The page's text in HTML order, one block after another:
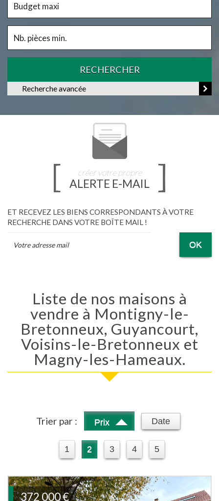
RECHERCHER
Recherche avancée
créer votre propre
ALERTE E-MAIL
ET RECEVEZ LES BIENS CORRESPONDANTS À VOTRE
RECHERCHE DANS VOTRE BOÎTE MAIL !
OK
Liste de nos maisons à
vendre à Montigny-le-
Bretonneux, Guyancourt,
Voisins-le-Bretonneux et
Magny-les-Hameaux.
Trier par : Prix Date
1 2 3 4 5
372 000€